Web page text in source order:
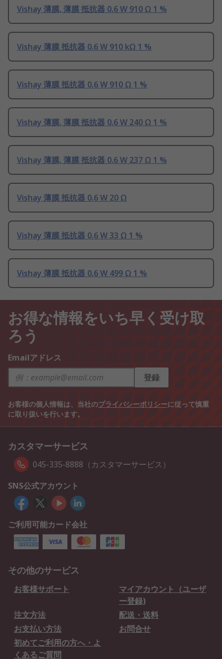
Vishay 薄膜, 薄膜 抵抗器 0.6 W 910 Ω 1 %
Vishay 薄膜 抵抗器 0.6 W 910 kΩ 1 %
Vishay 薄膜 抵抗器 0.6 W 910 Ω 1 %
Vishay 薄膜, 薄膜 抵抗器 0.6 W 240 Ω 1 %
Vishay 薄膜, 薄膜 抵抗器 0.6 W 237 Ω 1 %
Vishay 薄膜 抵抗器 0.6 W 20 Ω
Vishay 薄膜 抵抗器 0.6 W 33 Ω 1 %
Vishay 薄膜 抵抗器 0.6 W 499 Ω 1 %
お得な情報をいち早く受け取
ろう
Emailアドレス
登録
お客様の個人情報は、当社のプライバシーポリシーに従って慎重
に取り扱いを行います。
カスタマーサービス
045-335-8888（カスタマーサービス）
SNS公式アカウント
ご利用可能カード会社
その他のサービス
お客様サポート
マイアカウント（ユーザ
ー登録)
注文方法
配送・送料
お支払い方法
お問合せ
初めてご利用の方へ・よ
くあるご質問